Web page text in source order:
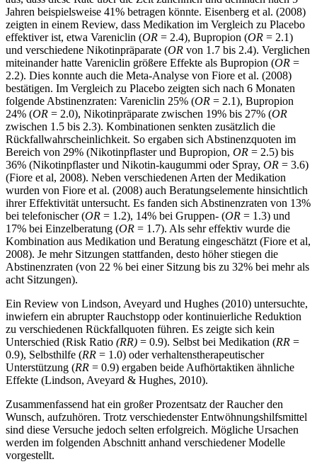
Jahren beispielsweise 41% betragen könnte. Eisenberg et al. (2008)
zeigten in einem Review, dass Medikation im Vergleich zu Placebo
effektiver ist, etwa Vareniclin (OR = 2.4), Bupropion (OR = 2.1)
und verschiedene Nikotinpräparate (OR von 1.7 bis 2.4). Verglichen
miteinander hatte Vareniclin größere Effekte als Bupropion (OR =
2.2). Dies konnte auch die Meta-Analyse von Fiore et al. (2008)
bestätigen. Im Vergleich zu Placebo zeigten sich nach 6 Monaten
folgende Abstinenzraten: Vareniclin 25% (OR = 2.1), Bupropion
24% (OR = 2.0), Nikotinpräparate zwischen 19% bis 27% (OR
zwischen 1.5 bis 2.3). Kombinationen senkten zusätzlich die
Rückfallwahrscheinlichkeit. So ergaben sich Abstinenzquoten im
Bereich von 29% (Nikotinpflaster und Bupropion, OR = 2.5) bis
36% (Nikotinpflaster und Nikotin-kaugummi oder Spray, OR = 3.6)
(Fiore et al, 2008). Neben verschiedenen Arten der Medikation
wurden von Fiore et al. (2008) auch Beratungselemente hinsichtlich
ihrer Effektivität untersucht. Es fanden sich Abstinenzraten von 13%
bei telefonischer (OR = 1.2), 14% bei Gruppen- (OR = 1.3) und
17% bei Einzelberatung (OR = 1.7). Als sehr effektiv wurde die
Kombination aus Medikation und Beratung eingeschätzt (Fiore et al,
2008). Je mehr Sitzungen stattfanden, desto höher stiegen die
Abstinenzraten (von 22 % bei einer Sitzung bis zu 32% bei mehr als
acht Sitzungen).
Ein Review von Lindson, Aveyard und Hughes (2010) untersuchte,
inwiefern ein abrupter Rauchstopp oder kontinuierliche Reduktion
zu verschiedenen Rückfallquoten führen. Es zeigte sich kein
Unterschied (Risk Ratio (RR) = 0.9). Selbst bei Medikation (RR =
0.9), Selbsthilfe (RR = 1.0) oder verhaltenstherapeutischer
Unterstützung (RR = 0.9) ergaben beide Aufhörtaktiken ähnliche
Effekte (Lindson, Aveyard & Hughes, 2010).
Zusammenfassend hat ein großer Prozentsatz der Raucher den
Wunsch, aufzuhören. Trotz verschiedenster Entwöhnungshilfsmittel
sind diese Versuche jedoch selten erfolgreich. Mögliche Ursachen
werden im folgenden Abschnitt anhand verschiedener Modelle
vorgestellt.